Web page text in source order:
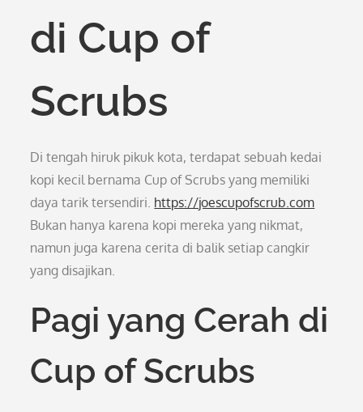
di Cup of
Scrubs
Di tengah hiruk pikuk kota, terdapat sebuah kedai
kopi kecil bernama Cup of Scrubs yang memiliki
daya tarik tersendiri. https://joescupofscrub.com
Bukan hanya karena kopi mereka yang nikmat,
namun juga karena cerita di balik setiap cangkir
yang disajikan.
Pagi yang Cerah di
Cup of Scrubs